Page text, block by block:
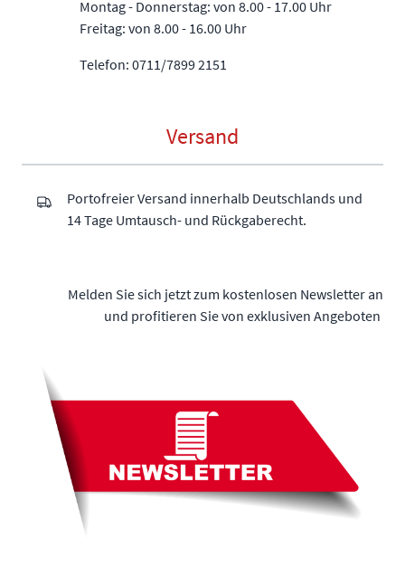
Montag - Donnerstag: von 8.00 - 17.00 Uhr
Freitag: von 8.00 - 16.00 Uhr
Telefon: 0711/7899 2151
Versand
Portofreier Versand innerhalb Deutschlands und
14 Tage Umtausch- und Rückgaberecht.
Melden Sie sich jetzt zum kostenlosen Newsletter an
und profitieren Sie von exklusiven Angeboten